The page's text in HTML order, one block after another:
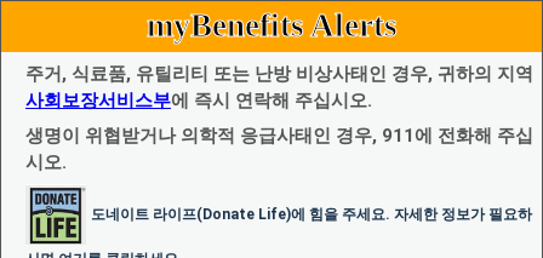
myBenefits Alerts
주거, 식료품, 유틸리티 또는 난방 비상사태인 경우, 귀하의 지역
사회보장서비스부에 즉시 연락해 주십시오.
생명이 위협받거나 의학적 응급사태인 경우, 911에 전화해 주십
시오.
도네이트 라이프(Donate Life)에 힘을 주세요. 자세한 정보가 필요하